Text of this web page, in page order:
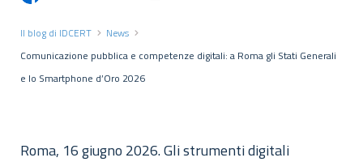
Il blog di IDCERT
News
Comunicazione pubblica e competenze digitali: a Roma gli Stati Generali
e lo Smartphone d’Oro 2026
Roma, 16 giugno 2026. Gli strumenti digitali